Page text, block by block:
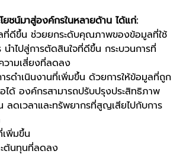
ยชน์มาสู่องค์กรในหลายด้าน ได้แก่:
ดีขึ้น ช่วยยกระดับคุณภาพของข้อมูลที่ใช้
ำไปสู่การตัดสินใจที่ดีขึ้น กระบวนการที่
วามเสี่ยงที่ลดลง
รดำเนินงานที่เพิ่มขึ้น ด้วยการให้ข้อมูลที่ถูก
ได้ องค์กรสามารถปรับปรุงประสิทธิภาพ
ลดเวลาและทรัพยากรที่สูญเสียไปกับการ
เพิ่มขึ้น
ต้นทุนที่ลดลง